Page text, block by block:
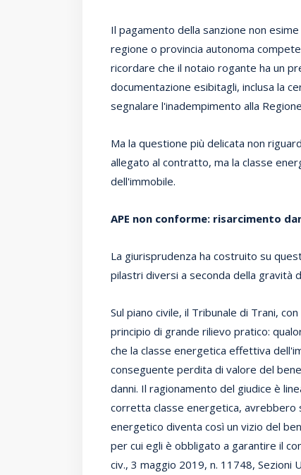
Il pagamento della sanzione non
regione o provincia autonoma
ricordare che il notaio rogante ha un
documentazione esibitagli, inclusa la
segnalare l'inadempimento alla
Ma la questione più delicata non
allegato al contratto, ma la classe
dell'immobile.
APE non conforme: risarcimento
La giurisprudenza ha costruito su
pilastri diversi a seconda della gravità
Sul piano civile, il Tribunale di Trani,
principio di grande rilievo pratico:
che la classe energetica effettiva
conseguente perdita di valore del
danni. Il ragionamento del giudice è
corretta classe energetica,
energetico diventa così un vizio del
per cui egli è obbligato a garantire il
civ., 3 maggio 2019, n. 11748, Sezioni